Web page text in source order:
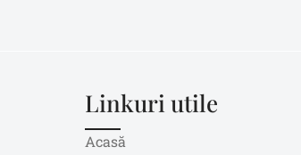
Linkuri utile
Acasă